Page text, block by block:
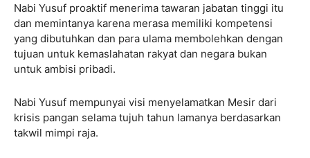
Nabi Yusuf proaktif menerima tawaran jabatan tinggi itu
dan memintanya karena merasa memiliki kompetensi
yang dibutuhkan dan para ulama membolehkan dengan
tujuan untuk kemaslahatan rakyat dan negara bukan
untuk ambisi pribadi.
Nabi Yusuf mempunyai visi menyelamatkan Mesir dari
krisis pangan selama tujuh tahun lamanya berdasarkan
takwil mimpi raja.